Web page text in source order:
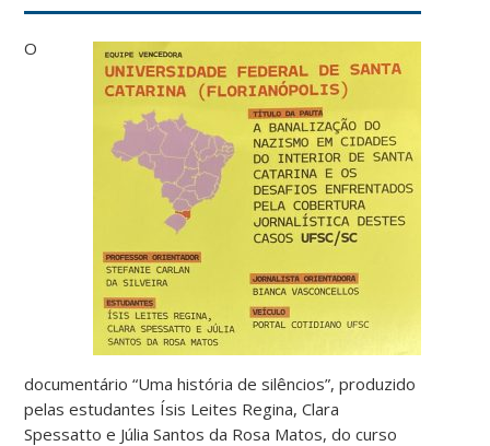
O
documentário “Uma história de silêncios”, produzido
pelas estudantes Ísis Leites Regina, Clara
Spessatto e Júlia Santos da Rosa Matos, do curso